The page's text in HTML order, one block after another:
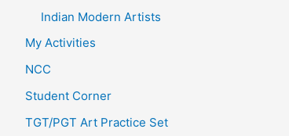
Indian Modern Artists
My Activities
NCC
Student Corner
TGT/PGT Art Practice Set